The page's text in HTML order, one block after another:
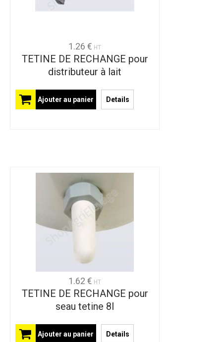
1.26 € HT
TETINE DE RECHANGE pour
distributeur à lait
Ajouter au panier Details
1.62 € HT
TETINE DE RECHANGE pour
seau tetine 8l
Ajouter au panier Details